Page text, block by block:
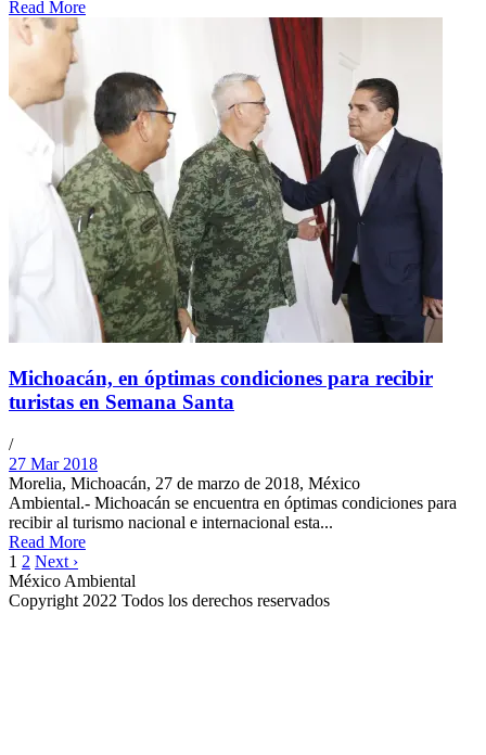
Read More
Michoacán, en óptimas condiciones para recibir
turistas en Semana Santa
/
27 Mar 2018
Morelia, Michoacán, 27 de marzo de 2018, México
Ambiental.- Michoacán se encuentra en óptimas condiciones para
recibir al turismo nacional e internacional esta...
Read More
1 2 Next ›
México Ambiental
Copyright 2022 Todos los derechos reservados